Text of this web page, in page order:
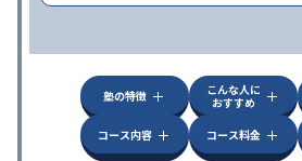
塾の特徴
こんな人に
おすすめ
コース内容
コース料金